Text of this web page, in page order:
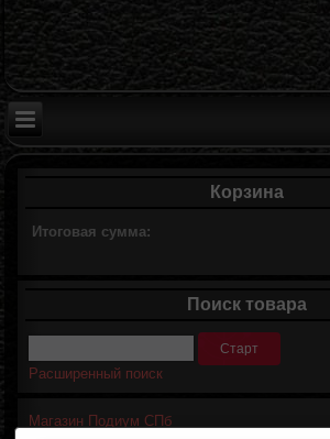
Корзина
Итоговая сумма:
Поиск товара
Расширенный поиск
Магазин Подиум СПб